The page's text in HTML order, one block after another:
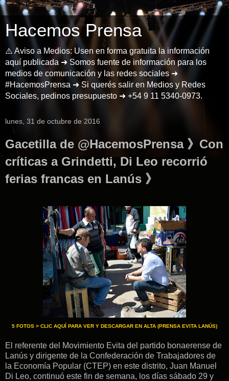
Hacemos Prensa
⚠️ Aviso a Medios: Usen en forma gratuita la información
aquí publicada ➜ Somos fuente de información para los
medios de comunicación y las redes sociales ➜
#HacemosPrensa ➜ Si querés salir en Medios y Redes
Sociales, pedinos presupuesto ➜ +54 9 11 5340-0973.
lunes, 31 de octubre de 2016
Gacetilla de @HacemosPrensa 》Con
críticas a Grindetti, Di Leo recorrió
ferias francas en Lanús 》
5 FOTOS > CLIC AQUÍ PARA VER Y DESCARGAR EN ALTA (PRENSA EVITA LANÚS)
El referente del Movimiento Evita del partido bonaerense de
Lanús y dirigente de la Confederación de Trabajadores de
la Economía Popular (CTEP) en este distrito, Juan Manuel
Di Leo, continuó este fin de semana, los días sábado 29 y